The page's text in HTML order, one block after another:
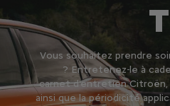
Vous souhaitez prendre
? Entretenez-le à
carnet d'entretien Citroën,
ainsi que la périodicité